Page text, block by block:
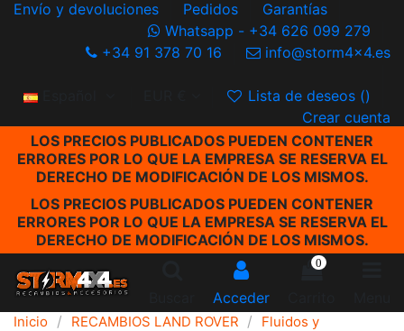
Envío y devoluciones Pedidos
Garantías
Whatsapp - +34 626 099 279
+34 91 378 70 16
info@storm4x4.es
Español Lista de deseos ()
Crear cuenta
LOS PRECIOS PUBLICADOS PUEDEN CONTENER
ERRORES POR LO QUE LA EMPRESA SE RESERVA EL
DERECHO DE MODIFICACIÓN DE LOS MISMOS.
LOS PRECIOS PUBLICADOS PUEDEN CONTENER
ERRORES POR LO QUE LA EMPRESA SE RESERVA EL
DERECHO DE MODIFICACIÓN DE LOS MISMOS.
Acceder
0
Inicio RECAMBIOS LAND ROVER
Fluidos y